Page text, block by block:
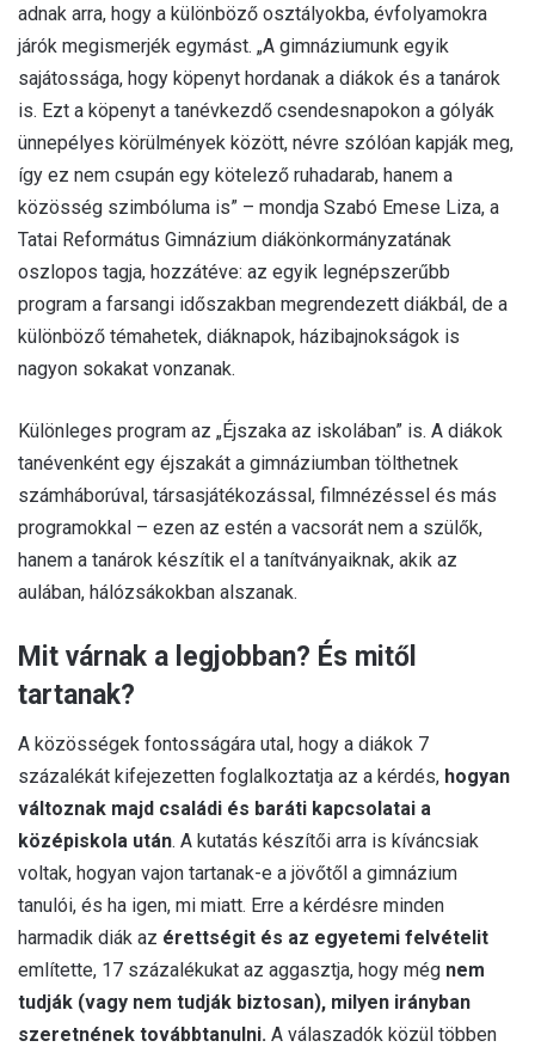
adnak arra, hogy a különböző osztályokba, évfolyamokra
járók megismerjék egymást. „A gimnáziumunk egyik
sajátossága, hogy köpenyt hordanak a diákok és a tanárok
is. Ezt a köpenyt a tanévkezdő csendesnapokon a gólyák
ünnepélyes körülmények között, névre szólóan kapják meg,
így ez nem csupán egy kötelező ruhadarab, hanem a
közösség szimbóluma is” – mondja Szabó Emese Liza, a
Tatai Református Gimnázium diákönkormányzatának
oszlopos tagja, hozzátéve: az egyik legnépszerűbb
program a farsangi időszakban megrendezett diákbál, de a
különböző témahetek, diáknapok, házibajnokságok is
nagyon sokakat vonzanak.
Különleges program az „Éjszaka az iskolában” is. A diákok
tanévenként egy éjszakát a gimnáziumban tölthetnek
számháborúval, társasjátékozással, filmnézéssel és más
programokkal – ezen az estén a vacsorát nem a szülők,
hanem a tanárok készítik el a tanítványaiknak, akik az
aulában, hálózsákokban alszanak.
Mit várnak a legjobban? És mitől
tartanak?
A közösségek fontosságára utal, hogy a diákok 7
százalékát kifejezetten foglalkoztatja az a kérdés, hogyan
változnak majd családi és baráti kapcsolatai a
középiskola után. A kutatás készítői arra is kíváncsiak
voltak, hogyan vajon tartanak-e a jövőtől a gimnázium
tanulói, és ha igen, mi miatt. Erre a kérdésre minden
harmadik diák az érettségit és az egyetemi felvételit
említette, 17 százalékukat az aggasztja, hogy még nem
tudják (vagy nem tudják biztosan), milyen irányban
szeretnének továbbtanulni. A válaszadók közül többen